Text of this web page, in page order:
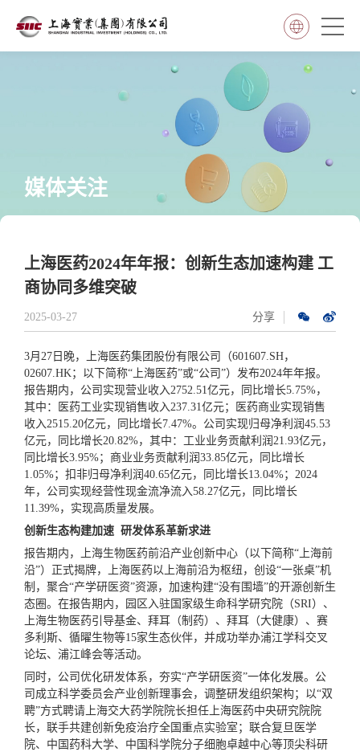
媒体关注
上海医药2024年年报：创新生态加速构建 工
商协同多维突破
2025-03-27 分享
3月27日晚，上海医药集团股份有限公司（601607.SH，
02607.HK；以下简称“上海医药”或“公司”）发布2024年年报。
报告期内，公司实现营业收入2752.51亿元，同比增长5.75%，
其中：医药工业实现销售收入237.31亿元；医药商业实现销售
收入2515.20亿元，同比增长7.47%。公司实现归母净利润45.53
亿元，同比增长20.82%，其中：工业业务贡献利润21.93亿元，
同比增长3.95%；商业业务贡献利润33.85亿元，同比增长
1.05%；扣非归母净利润40.65亿元，同比增长13.04%；2024
年，公司实现经营性现金流净流入58.27亿元，同比增长
11.39%，实现高质量发展。
创新生态构建加速 研发体系革新求进
报告期内，上海生物医药前沿产业创新中心（以下简称“上海前
沿”）正式揭牌，上海医药以上海前沿为枢纽，创设“一张桌”机
制，聚合“产学研医资”资源，加速构建“没有围墙”的开源创新生
态圈。在报告期内，园区入驻国家级生命科学研究院（SRI）、
上海生物医药引导基金、拜耳（制药）、拜耳（大健康）、赛
多利斯、循曜生物等15家生态伙伴，并成功举办浦江学科交叉
论坛、浦江峰会等活动。
同时，公司优化研发体系，夯实“产学研医资”一体化发展。公
司成立科学委员会产业创新理事会，调整研发组织架构；以“双
聘”方式聘请上海交大药学院院长担任上海医药中央研究院院
长，联手共建创新免疫治疗全国重点实验室；联合复旦医学
院、中国药科大学、中国科学院分子细胞卓越中心等顶尖科研